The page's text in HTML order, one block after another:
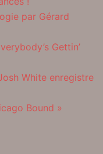
par Gérard
Gettin’
White enregistre
Bound »